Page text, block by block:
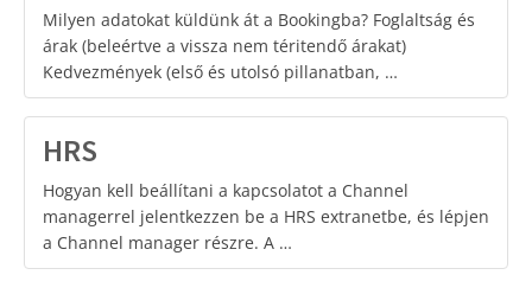
Milyen adatokat küldünk át a Bookingba? Foglaltság és
árak (beleértve a vissza nem téritendő árakat)
Kedvezmények (első és utolsó pillanatban, …
HRS
Hogyan kell beállítani a kapcsolatot a Channel
managerrel jelentkezzen be a HRS extranetbe, és lépjen
a Channel manager részre. A …